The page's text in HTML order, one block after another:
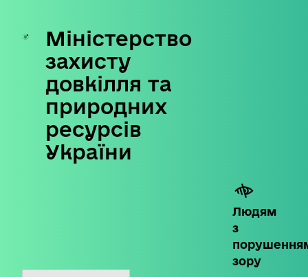
Skip
content
Міністерство
захисту
довкілля та
природних
ресурсів
України
Людям
з
зору